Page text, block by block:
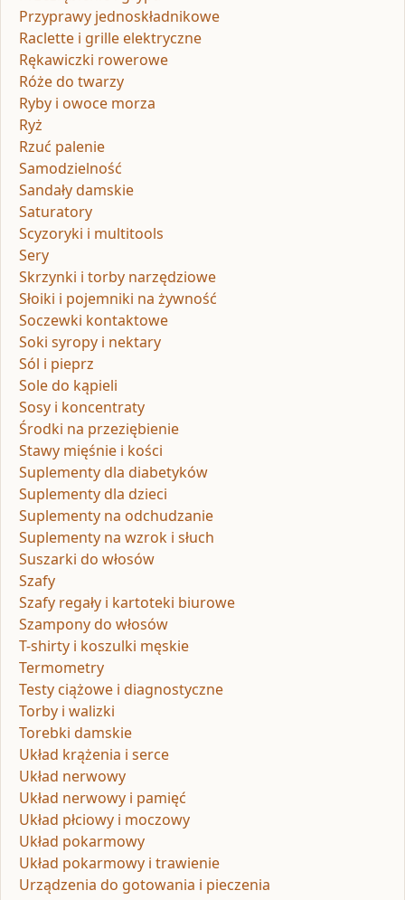
Przyprawy jednoskładnikowe
Raclette i grille elektryczne
Rękawiczki rowerowe
Róże do twarzy
Ryby i owoce morza
Ryż
Rzuć palenie
Samodzielność
Sandały damskie
Saturatory
Scyzoryki i multitools
Sery
Skrzynki i torby narzędziowe
Słoiki i pojemniki na żywność
Soczewki kontaktowe
Soki syropy i nektary
Sól i pieprz
Sole do kąpieli
Sosy i koncentraty
Środki na przeziębienie
Stawy mięśnie i kości
Suplementy dla diabetyków
Suplementy dla dzieci
Suplementy na odchudzanie
Suplementy na wzrok i słuch
Suszarki do włosów
Szafy
Szafy regały i kartoteki biurowe
Szampony do włosów
T-shirty i koszulki męskie
Termometry
Testy ciążowe i diagnostyczne
Torby i walizki
Torebki damskie
Układ krążenia i serce
Układ nerwowy
Układ nerwowy i pamięć
Układ płciowy i moczowy
Układ pokarmowy
Układ pokarmowy i trawienie
Urządzenia do gotowania i pieczenia